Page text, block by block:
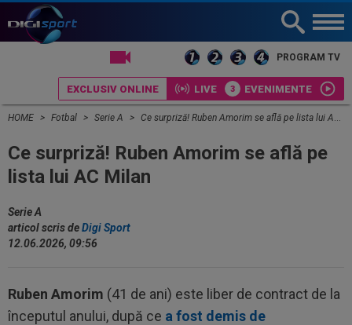
PROGRAM TV
EXCLUSIV ONLINE LIVE EVENIMENTE
HOME Fotbal Serie A Ce surpriză! Ruben Amorim se află pe lista lui AC Milan
Ce surpriză! Ruben Amorim se află pe
lista lui AC Milan
Serie A
articol scris deDigi Sport
12.06.2026, 09:56
Ruben Amorim (41 de ani) este liber de contract de la
începutul anului, după ce a fost demis de